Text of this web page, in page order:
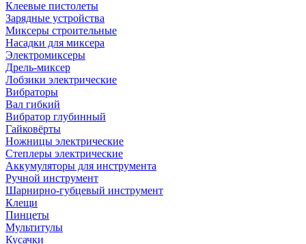
Клеевые пистолеты
Зарядные устройства
Миксеры строительные
Насадки для миксера
Электромиксеры
Дрель-миксер
Лобзики электрические
Вибраторы
Вал гибкий
Вибратор глубинный
Гайковёрты
Ножницы электрические
Степлеры электрические
Аккумуляторы для инструмента
Ручной инструмент
Шарнирно-губцевый инструмент
Клещи
Пинцеты
Мультитулы
Кусачки